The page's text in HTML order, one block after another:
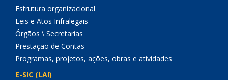
Estrutura organizacional
Leis e Atos Infralegais
Órgãos \ Secretarias
Prestação de Contas
Programas, projetos, ações, obras e atividades
E-SIC (LAI)